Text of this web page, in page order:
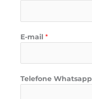
h
t
a
E-mail *
Telefone Whatsapp